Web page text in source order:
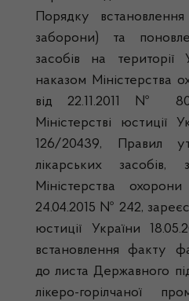
Порядку
заборони) та
засобів на території
наказом Міністерства
від 22.11.2011 №
Міністерстві юстиції
126/20439, Правил
лікарських засобів,
Міністерства
24.04.2015 № 242,
юстиції України
встановлення факту
до листа Державного
лікеро-горілчаної